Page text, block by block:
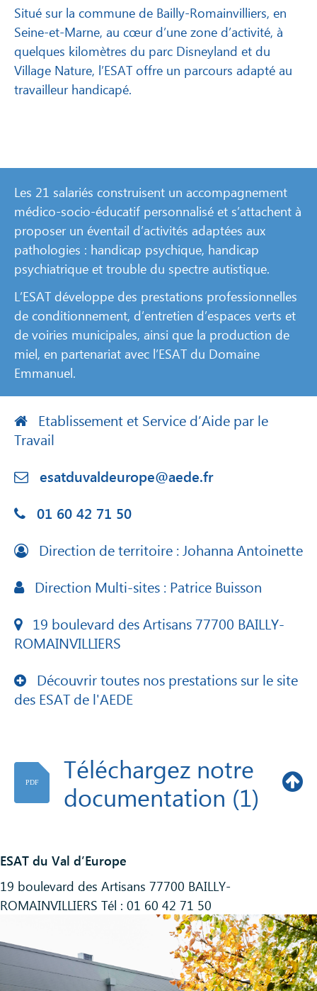
Situé sur la commune de Bailly-Romainvilliers, en
Seine-et-Marne, au cœur d’une zone d’activité, à
quelques kilomètres du parc Disneyland et du
Village Nature, l’ESAT offre un parcours adapté au
travailleur handicapé.
Les 21 salariés construisent un accompagnement
médico-socio-éducatif personnalisé et s’attachent à
proposer un éventail d’activités adaptées aux
pathologies : handicap psychique, handicap
psychiatrique et trouble du spectre autistique.
L’ESAT développe des prestations professionnelles
de conditionnement, d’entretien d’espaces verts et
de voiries municipales, ainsi que la production de
miel, en partenariat avec l’ESAT du Domaine
Emmanuel.
Etablissement et Service d’Aide par le
Travail
esatduvaldeurope@aede.fr
01 60 42 71 50
Direction de territoire : Johanna Antoinette
Direction Multi-sites : Patrice Buisson
19 boulevard des Artisans 77700 BAILLY-
ROMAINVILLIERS
Découvrir toutes nos prestations sur le site
des ESAT de l'AEDE
PDF
Téléchargez notre
documentation (1)
Demande d'admission
ESAT du Val d’Europe
19 boulevard des Artisans 77700 BAILLY-
ROMAINVILLIERS Tél : 01 60 42 71 50